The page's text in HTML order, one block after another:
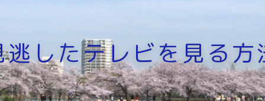
逃したテレビを見る方